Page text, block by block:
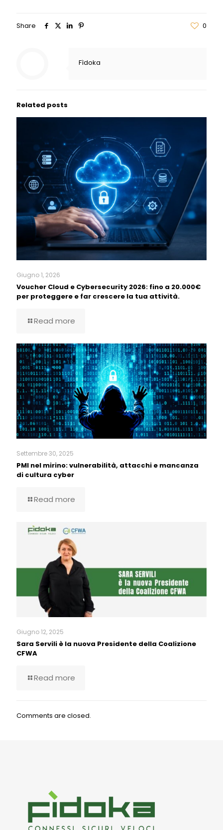
Share 0
Fìdoka
Related posts
Giugno 1, 2026
Voucher Cloud e Cybersecurity 2026: fino a 20.000€
per proteggere e far crescere la tua attività.
Read more
Settembre 30, 2025
PMI nel mirino: vulnerabilità, attacchi e mancanza
di cultura cyber
Read more
Giugno 12, 2025
Sara Servili è la nuova Presidente della Coalizione
CFWA
Read more
Comments are closed.